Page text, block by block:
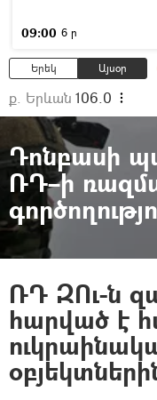
09:00 6 ր
Երեկ Այսօր
ք. Երևան 106.0
Դոնբասի
ՌԴ–ի
ՌԴ ԶՈւ-ն
հարված է